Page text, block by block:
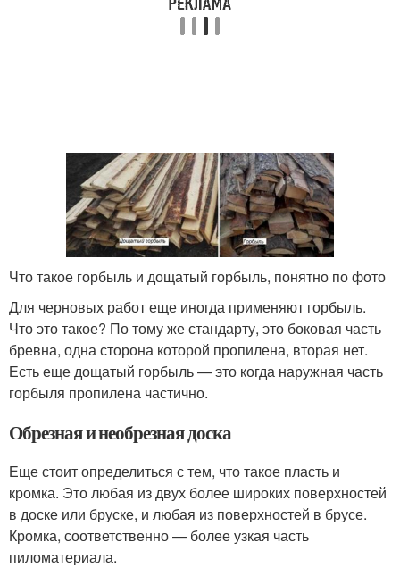
Что такое горбыль и дощатый горбыль, понятно по фото
Для черновых работ еще иногда применяют горбыль.
Что это такое? По тому же стандарту, это боковая часть
бревна, одна сторона которой пропилена, вторая нет.
Есть еще дощатый горбыль — это когда наружная часть
горбыля пропилена частично.
Обрезная и необрезная доска
Еще стоит определиться с тем, что такое пласть и
кромка. Это любая из двух более широких поверхностей
в доске или бруске, и любая из поверхностей в брусе.
Кромка, соответственно — более узкая часть
пиломатериала.